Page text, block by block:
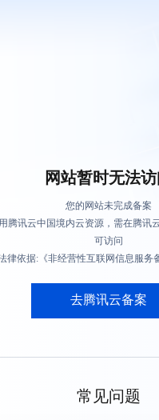
网站暂时无法
您的网站未完成备案
腾讯云中国境内云资源，需在腾讯
可访问
律依据:《非经营性互联网信息服务
去腾讯云备案
常见问题